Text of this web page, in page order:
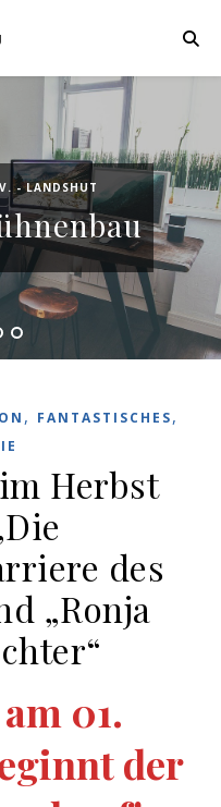
- LANDSHUT
, FANTASTISCHES,
Herbst
des
„Ronja
01.
der